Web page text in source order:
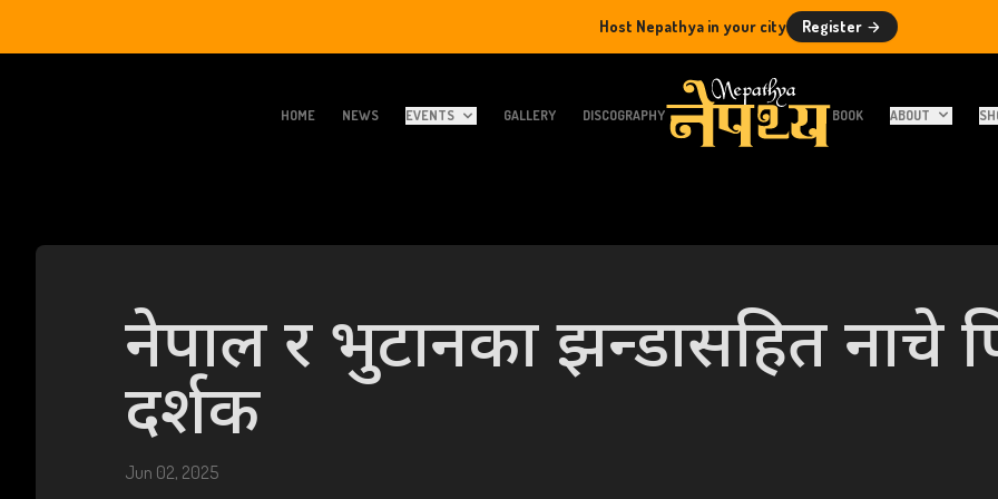
Host Nepathya in your city Register
HOME NEWS EVENTS GALLERY DISCOGRAPHY BOOK ABOUT
नेपाल र भुटानका झन्डासहित नाचे
दर्शक
Jun 02, 2025